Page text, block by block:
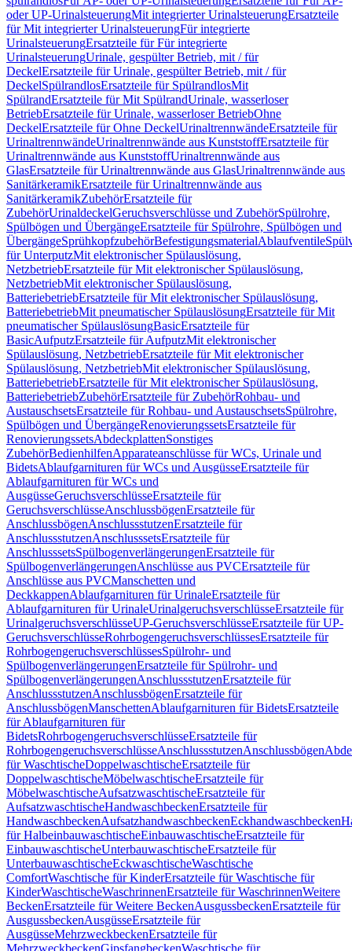
oder UP-UrinalsteuerungMit integrierter UrinalsteuerungErsatzteile
für Mit integrierter UrinalsteuerungFür integrierte
UrinalsteuerungErsatzteile für Für integrierte
UrinalsteuerungUrinale, gespülter Betrieb, mit / für
DeckelErsatzteile für Urinale, gespülter Betrieb, mit / für
DeckelSpülrandlosErsatzteile für SpülrandlosMit
SpülrandErsatzteile für Mit SpülrandUrinale, wasserloser
BetriebErsatzteile für Urinale, wasserloser BetriebOhne
DeckelErsatzteile für Ohne DeckelUrinaltrennwändeErsatzteile für
UrinaltrennwändeUrinaltrennwände aus KunststoffErsatzteile für
Urinaltrennwände aus KunststoffUrinaltrennwände aus
GlasErsatzteile für Urinaltrennwände aus GlasUrinaltrennwände aus
SanitärkeramikErsatzteile für Urinaltrennwände aus
SanitärkeramikZubehörErsatzteile für
ZubehörUrinaldeckelGeruchsverschlüsse und ZubehörSpülrohre,
Spülbögen und ÜbergängeErsatzteile für Spülrohre, Spülbögen und
ÜbergängeSprühkopfzubehörBefestigungsmaterialAblaufventile
für UnterputzMit elektronischer Spülauslösung,
NetzbetriebErsatzteile für Mit elektronischer Spülauslösung,
NetzbetriebMit elektronischer Spülauslösung,
BatteriebetriebErsatzteile für Mit elektronischer Spülauslösung,
BatteriebetriebMit pneumatischer SpülauslösungErsatzteile für Mit
pneumatischer SpülauslösungBasicErsatzteile für
BasicAufputzErsatzteile für AufputzMit elektronischer
Spülauslösung, NetzbetriebErsatzteile für Mit elektronischer
Spülauslösung, NetzbetriebMit elektronischer Spülauslösung,
BatteriebetriebErsatzteile für Mit elektronischer Spülauslösung,
BatteriebetriebZubehörErsatzteile für ZubehörRohbau- und
AustauschsetsErsatzteile für Rohbau- und AustauschsetsSpülrohre,
Spülbögen und ÜbergängeRenovierungssetsErsatzteile für
RenovierungssetsAbdeckplattenSonstiges
ZubehörBedienhilfenApparateanschlüsse für WCs, Urinale und
BidetsAblaufgarnituren für WCs und AusgüsseErsatzteile für
Ablaufgarnituren für WCs und
AusgüsseGeruchsverschlüsseErsatzteile für
GeruchsverschlüsseAnschlussbögenErsatzteile für
AnschlussbögenAnschlussstutzenErsatzteile für
AnschlussstutzenAnschlusssetsErsatzteile für
AnschlusssetsSpülbogenverlängerungenErsatzteile für
SpülbogenverlängerungenAnschlüsse aus PVCErsatzteile für
Anschlüsse aus PVCManschetten und
DeckkappenAblaufgarnituren für UrinaleErsatzteile für
Ablaufgarnituren für UrinaleUrinalgeruchsverschlüsseErsatzteile für
UrinalgeruchsverschlüsseUP-GeruchsverschlüsseErsatzteile für UP-
GeruchsverschlüsseRohrbogengeruchsverschlüssesErsatzteile für
RohrbogengeruchsverschlüssesSpülrohr- und
SpülbogenverlängerungenErsatzteile für Spülrohr- und
SpülbogenverlängerungenAnschlussstutzenErsatzteile für
AnschlussstutzenAnschlussbögenErsatzteile für
AnschlussbögenManschettenAblaufgarnituren für BidetsErsatzteile
für Ablaufgarnituren für
BidetsRohrbogengeruchsverschlüsseErsatzteile für
RohrbogengeruchsverschlüsseAnschlussstutzenAnschlussbögen
für WaschtischeDoppelwaschtischeErsatzteile für
DoppelwaschtischeMöbelwaschtischeErsatzteile für
MöbelwaschtischeAufsatzwaschtischeErsatzteile für
AufsatzwaschtischeHandwaschbeckenErsatzteile für
HandwaschbeckenAufsatzhandwaschbeckenEckhandwaschbecken
für HalbeinbauwaschtischeEinbauwaschtischeErsatzteile für
EinbauwaschtischeUnterbauwaschtischeErsatzteile für
UnterbauwaschtischeEckwaschtischeWaschtische
ComfortWaschtische für KinderErsatzteile für Waschtische für
KinderWaschtischeWaschrinnenErsatzteile für WaschrinnenWeitere
BeckenErsatzteile für Weitere BeckenAusgussbeckenErsatzteile für
AusgussbeckenAusgüsseErsatzteile für
AusgüsseMehrzweckbeckenErsatzteile für
MehrzweckbeckenGipsfangbeckenWaschtische für